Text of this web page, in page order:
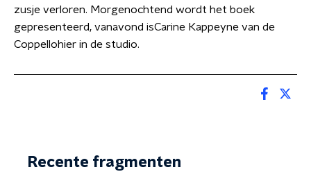
zusje verloren. Morgenochtend wordt het boek
gepresenteerd, vanavond isCarine Kappeyne van de
Coppellohier in de studio.
Recente fragmenten